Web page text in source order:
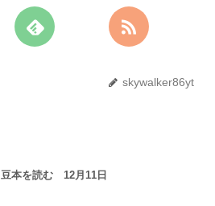
skywalker86yt
豆本を読む 12月11日